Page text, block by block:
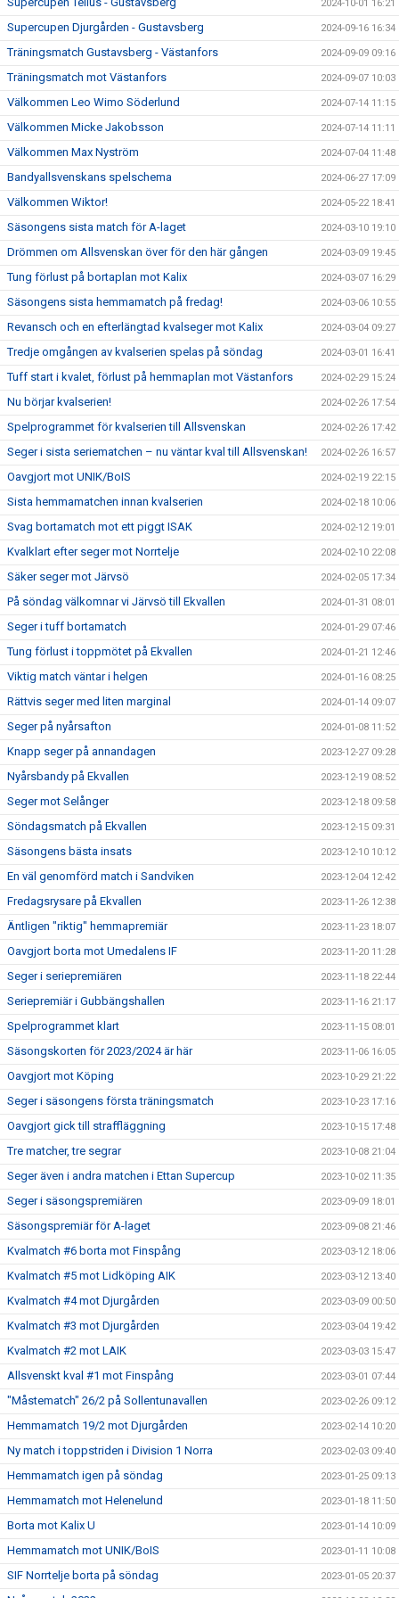
2024-10-01 16:21
Supercupen Djurgården - Gustavsberg 2024-09-16 16:34
Träningsmatch Gustavsberg - Västanfors 2024-09-09 09:16
Träningsmatch mot Västanfors 2024-09-07 10:03
Välkommen Leo Wimo Söderlund 2024-07-14 11:15
Välkommen Micke Jakobsson 2024-07-14 11:11
Välkommen Max Nyström 2024-07-04 11:48
Bandyallsvenskans spelschema 2024-06-27 17:09
Välkommen Wiktor! 2024-05-22 18:41
Säsongens sista match för A-laget 2024-03-10 19:10
Drömmen om Allsvenskan över för den här gången 2024-03-09 19:45
Tung förlust på bortaplan mot Kalix 2024-03-07 16:29
Säsongens sista hemmamatch på fredag! 2024-03-06 10:55
Revansch och en efterlängtad kvalseger mot Kalix 2024-03-04 09:27
Tredje omgången av kvalserien spelas på söndag 2024-03-01 16:41
Tuff start i kvalet, förlust på hemmaplan mot Västanfors 2024-02-29 15:24
Nu börjar kvalserien! 2024-02-26 17:54
Spelprogrammet för kvalserien till Allsvenskan 2024-02-26 17:42
Seger i sista seriematchen – nu väntar kval till Allsvenskan! 2024-02-26 16:57
Oavgjort mot UNIK/BoIS 2024-02-19 22:15
Sista hemmamatchen innan kvalserien 2024-02-18 10:06
Svag bortamatch mot ett piggt ISAK 2024-02-12 19:01
Kvalklart efter seger mot Norrtelje 2024-02-10 22:08
Säker seger mot Järvsö 2024-02-05 17:34
På söndag välkomnar vi Järvsö till Ekvallen 2024-01-31 08:01
Seger i tuff bortamatch 2024-01-29 07:46
Tung förlust i toppmötet på Ekvallen 2024-01-21 12:46
Viktig match väntar i helgen 2024-01-16 08:25
Rättvis seger med liten marginal 2024-01-14 09:07
Seger på nyårsafton 2024-01-08 11:52
Knapp seger på annandagen 2023-12-27 09:28
Nyårsbandy på Ekvallen 2023-12-19 08:52
Seger mot Selånger 2023-12-18 09:58
Söndagsmatch på Ekvallen 2023-12-15 09:31
Säsongens bästa insats 2023-12-10 10:12
En väl genomförd match i Sandviken 2023-12-04 12:42
Fredagsrysare på Ekvallen 2023-11-26 12:38
Äntligen "riktig" hemmapremiär 2023-11-23 18:07
Oavgjort borta mot Umedalens IF 2023-11-20 11:28
Seger i seriepremiären 2023-11-18 22:44
Seriepremiär i Gubbängshallen 2023-11-16 21:17
Spelprogrammet klart 2023-11-15 08:01
Säsongskorten för 2023/2024 är här 2023-11-06 16:05
Oavgjort mot Köping 2023-10-29 21:22
Seger i säsongens första träningsmatch 2023-10-23 17:16
Oavgjort gick till straffläggning 2023-10-15 17:48
Tre matcher, tre segrar 2023-10-08 21:04
Seger även i andra matchen i Ettan Supercup 2023-10-02 11:35
Seger i säsongspremiären 2023-09-09 18:01
Säsongspremiär för A-laget 2023-09-08 21:46
Kvalmatch #6 borta mot Finspång 2023-03-12 18:06
Kvalmatch #5 mot Lidköping AIK 2023-03-12 13:40
Kvalmatch #4 mot Djurgården 2023-03-09 00:50
Kvalmatch #3 mot Djurgården 2023-03-04 19:42
Kvalmatch #2 mot LAIK 2023-03-03 15:47
Allsvenskt kval #1 mot Finspång 2023-03-01 07:44
"Måstematch" 26/2 på Sollentunavallen 2023-02-26 09:12
Hemmamatch 19/2 mot Djurgården 2023-02-14 10:20
Ny match i toppstriden i Division 1 Norra 2023-02-03 09:40
Hemmamatch igen på söndag 2023-01-25 09:13
Hemmamatch mot Helenelund 2023-01-18 11:50
Borta mot Kalix U 2023-01-14 10:09
Hemmamatch mot UNIK/BoIS 2023-01-11 10:08
SIF Norrtelje borta på söndag 2023-01-05 20:37